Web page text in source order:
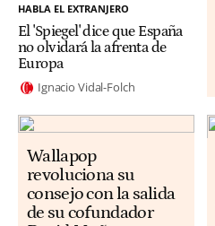
HABLA EL EXTRANJERO
El 'Spiegel' dice que España
no olvidará la afrenta de
Europa
Ignacio Vidal-Folch
Wallapop
revoluciona su
consejo con la salida
de su cofundador